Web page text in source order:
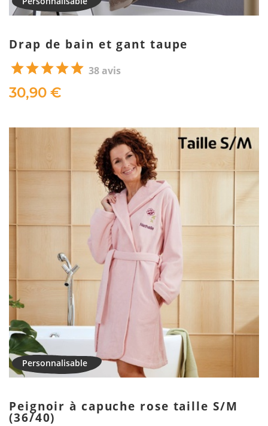
Drap de bain et gant taupe
38 avis
30,90 €
Peignoir à capuche rose taille S/M
(36/40)